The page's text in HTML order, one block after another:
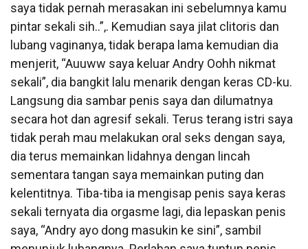
saya tidak pernah merasakan ini sebelumnya kamu
pintar sekali sih..”,. Kemudian saya jilat clitoris dan
lubang vaginanya, tidak berapa lama kemudian dia
menjerit, “Auuww saya keluar Andry Oohh nikmat
sekali”, dia bangkit lalu menarik dengan keras CD-ku.
Langsung dia sambar penis saya dan dilumatnya
secara hot dan agresif sekali. Terus terang istri saya
tidak perah mau melakukan oral seks dengan saya,
dia terus memainkan lidahnya dengan lincah
sementara tangan saya memainkan puting dan
kelentitnya. Tiba-tiba ia mengisap penis saya keras
sekali ternyata dia orgasme lagi, dia lepaskan penis
saya, “Andry ayo dong masukin ke sini”, sambil